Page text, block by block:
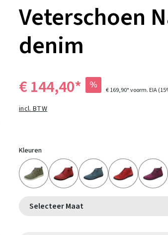
Veterschoen
denim
€ 144,40* % € 169,90*voorm. EIA
incl. BTW
Kleuren
Selecteer Maat